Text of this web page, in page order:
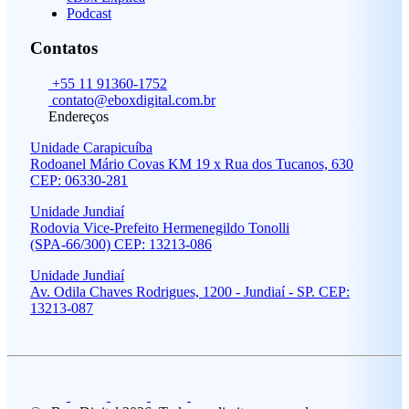
Podcast
Contatos
+55 11 91360-1752
contato@eboxdigital.com.br
Endereços
Unidade Carapicuíba
Rodoanel Mário Covas KM 19 x Rua dos Tucanos, 630
CEP: 06330-281
Unidade Jundiaí
Rodovia Vice-Prefeito Hermenegildo Tonolli
(SPA-66/300) CEP: 13213-086
Unidade Jundiaí
Av. Odila Chaves Rodrigues, 1200 - Jundiaí - SP. CEP:
13213-087